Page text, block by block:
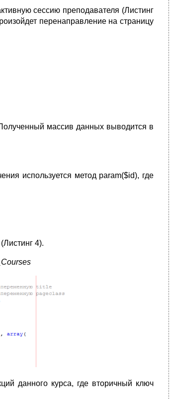
сессию преподавателя (Листинг
перенаправление на страницу
массив данных выводится в
используется метод param($id), где
4).
данного курса, где вторичный ключ